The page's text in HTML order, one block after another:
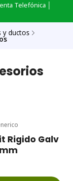
Telefónica │
y ductos
Rigido Galv